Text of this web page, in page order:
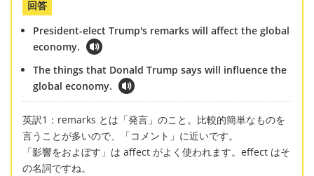
回答
President-elect Trump's remarks will affect the global
economy.
The things that Donald Trump says will influence the
global economy.
英訳1：remarks とは「発言」のこと。比較的簡単なものを
言うことが多いので、「コメント」に近いです。
「影響をおよぼす」は affect がよく使われます。effect はそ
の名詞ですね。